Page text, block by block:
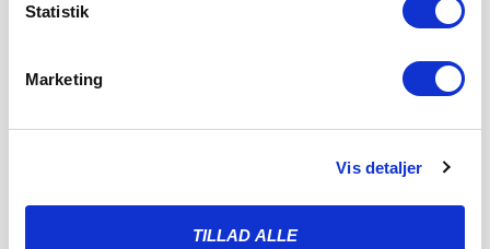
Statistik
Marketing
Vis detaljer
TILLAD ALLE
MAGNUS JENSEN TIL FCM